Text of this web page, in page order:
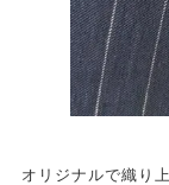
オリジナルで織り